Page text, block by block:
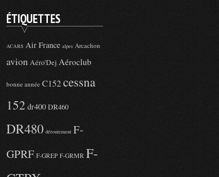
ÉTIQUETTES
ACARS Air France alpes Arcachon
avion Aéro'Dej Aéroclub
bonne année C152cessna
152 dr400 DR460
DR480 déroutement F-
GPRF F-GREP F-GRMR F-